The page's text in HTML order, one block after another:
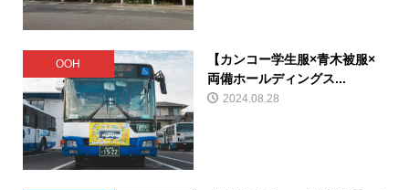
OOH
【カンコー学生服×青木被服×
両備ホールディングス...
2024.08.28